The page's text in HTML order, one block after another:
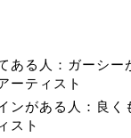
ある人：ガーシー
ーティスト
ンがある人：良く
スト